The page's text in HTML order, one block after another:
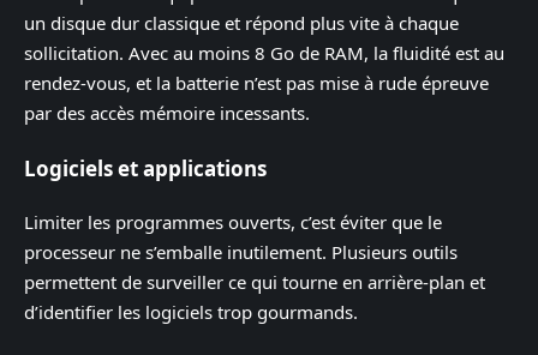
un disque dur classique et répond plus vite à chaque
sollicitation. Avec au moins 8 Go de RAM, la fluidité est au
rendez-vous, et la batterie n’est pas mise à rude épreuve
par des accès mémoire incessants.
Logiciels et applications
Limiter les programmes ouverts, c’est éviter que le
processeur ne s’emballe inutilement. Plusieurs outils
permettent de surveiller ce qui tourne en arrière-plan et
d’identifier les logiciels trop gourmands.